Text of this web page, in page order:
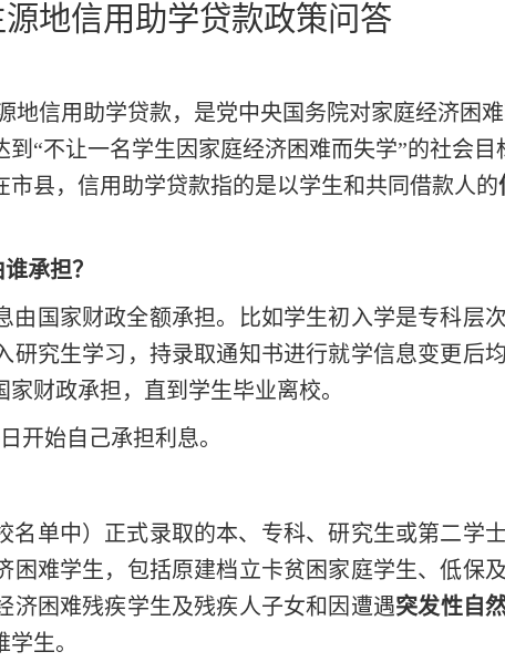
源地信用助学贷款政策问答
地信用助学贷款，是党中央国务院对家庭经济困
“不让一名学生因家庭经济困难而失学”的社会
县，信用助学贷款指的是以学生和共同借款人的
承担？
由国家财政全额承担。比如学生初入学是专科层
研究生学习，持录取通知书进行就学信息变更后
财政承担，直到学生毕业离校。
开始自己承担利息。
名单中）正式录取的本、专科、研究生或第二学
困难学生，包括原建档立卡贫困家庭学生、低保
济困难残疾学生及残疾人子女和因遭遇突发性自
生。